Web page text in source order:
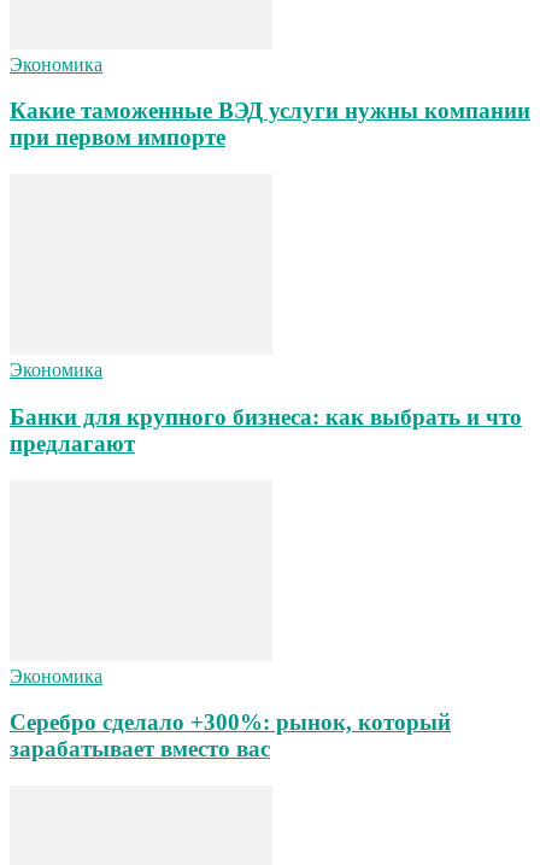
Экономика
Какие таможенные ВЭД услуги нужны компании
при первом импорте
Экономика
Банки для крупного бизнеса: как выбрать и что
предлагают
Экономика
Серебро сделало +300%: рынок, который
зарабатывает вместо вас